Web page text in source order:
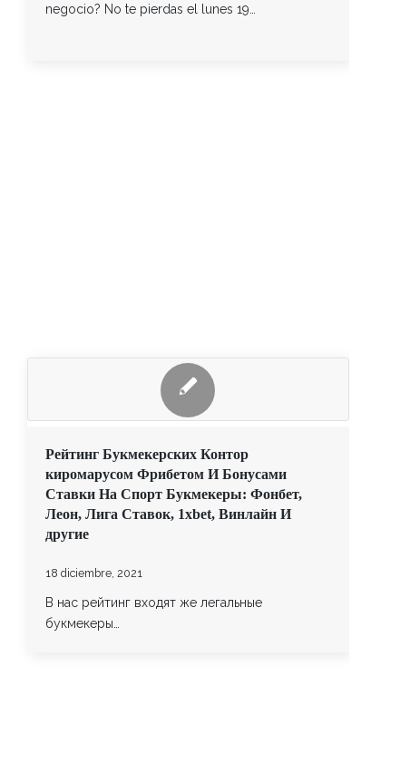
negocio? No te pierdas el lunes 19…
Рейтинг Букмекерских Контор
киромарусом Фрибетом И Бонусами
Ставки На Спорт Букмекеры: Фонбет,
Леон, Лига Ставок, 1xbet, Винлайн И
другие
18 diciembre, 2021
В нас рейтинг входят же легальные
букмекеры…